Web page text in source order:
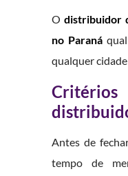
O distribuidor
no Paraná
qualquer
Critérios
Antes de
tempo de